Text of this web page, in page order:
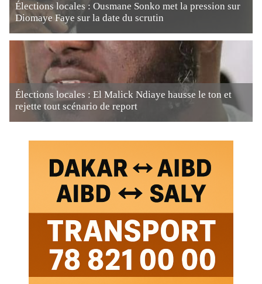
Élections locales : Ousmane Sonko met la pression sur
Diomaye Faye sur la date du scrutin
Élections locales : El Malick Ndiaye hausse le ton et
rejette tout scénario de report